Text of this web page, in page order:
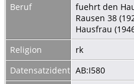
Beruf
fuehrt den
Rausen 38
Hausfrau
Religion
rk
Datensatzidentnummer
AB:I580